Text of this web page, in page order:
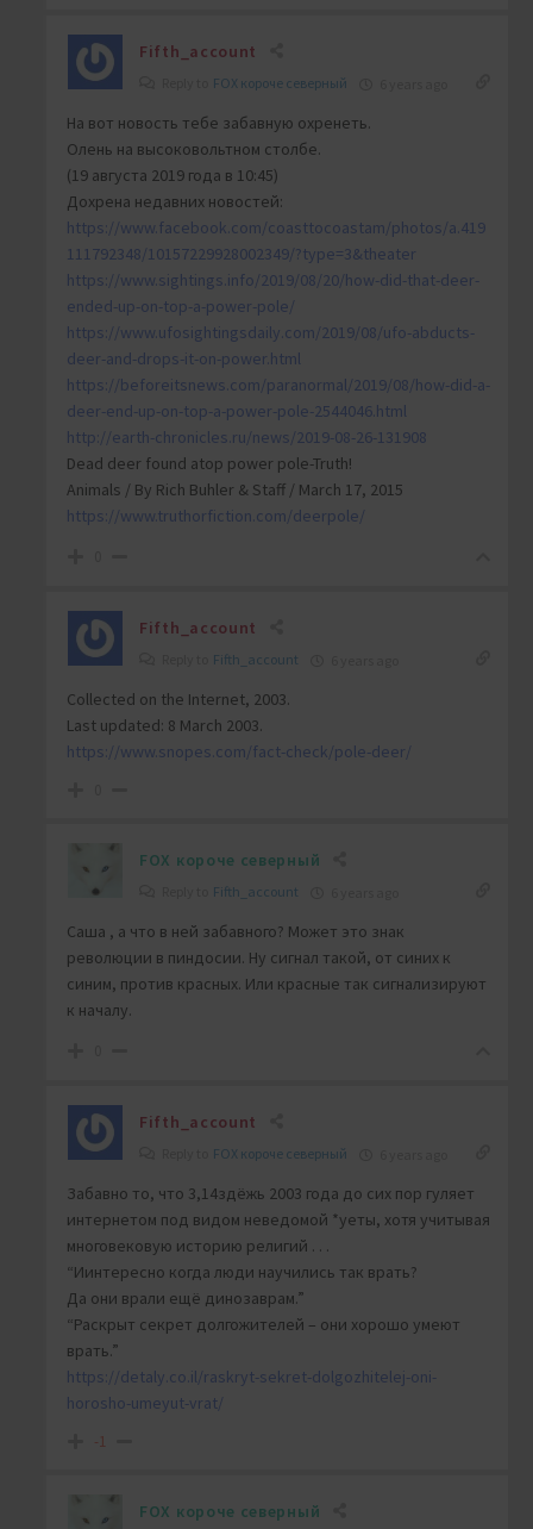
Fifth_account
FOX короче северный
На вот новость тебе забавную охренеть.
Олень на высоковольтном столбе.
(19 августа 2019 года в 10:45)
Дохрена недавних новостей:
https://www.facebook.com/coasttocoastam/photos/a.419
111792348/10157229928002349/?type=3&theater
https://www.sightings.info/2019/08/20/how-did-that-deer-
ended-up-on-top-a-power-pole/
https://www.ufosightingsdaily.com/2019/08/ufo-abducts-
deer-and-drops-it-on-power.html
https://beforeitsnews.com/paranormal/2019/08/how-did-a-
deer-end-up-on-top-a-power-pole-2544046.html
http://earth-chronicles.ru/news/2019-08-26-131908
Dead deer found atop power pole-Truth!
Animals / By Rich Buhler & Staff / March 17, 2015
https://www.truthorfiction.com/deerpole/
Fifth_account
Fifth_account
Collected on the Internet, 2003.
Last updated: 8 March 2003.
https://www.snopes.com/fact-check/pole-deer/
FOX короче северный
Fifth_account
Саша , а что в ней забавного? Может это знак
революции в пиндосии. Ну сигнал такой, от синих к
синим, против красных. Или красные так сигнализируют
к началу.
Fifth_account
FOX короче северный
Забавно то, что 3,14здёжь 2003 года до сих пор гуляет
интернетом под видом неведомой *уеты, хотя учитывая
многовековую историю религий . . .
“Иинтересно когда люди научились так врать?
Да они врали ещё динозаврам.”
“Раскрыт секрет долгожителей – они хорошо умеют
врать.”
https://detaly.co.il/raskryt-sekret-dolgozhitelej-oni-
horosho-umeyut-vrat/
-1
FOX короче северный